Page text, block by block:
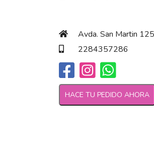
Avda. San Martin
2284357286
HACE TU PEDIDO AHORA